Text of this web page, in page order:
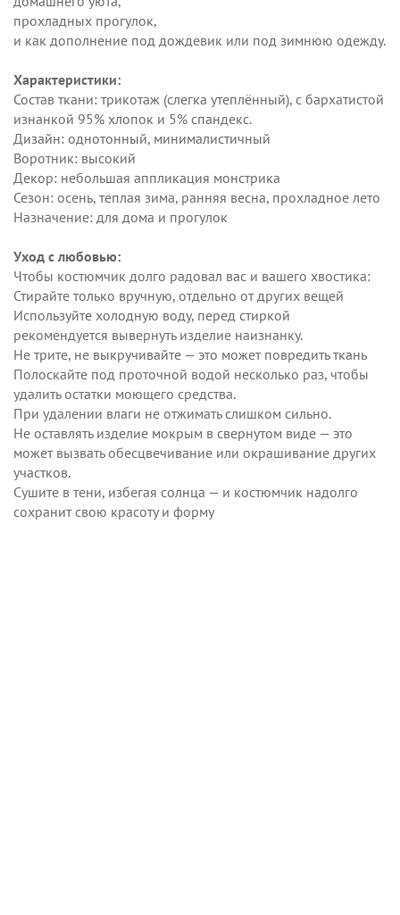
прохладных прогулок,
и как дополнение под дождевик или под зимнюю одежду.
Характеристики:
Состав ткани: трикотаж (слегка утеплённый), с бархатистой
изнанкой 95% хлопок и 5% спандекс.
Дизайн: однотонный, минималистичный
Воротник: высокий
Декор: небольшая аппликация монстрика
Сезон: осень, теплая зима, ранняя весна, прохладное лето
Назначение: для дома и прогулок
Уход с любовью:
Чтобы костюмчик долго радовал вас и вашего хвостика:
Стирайте только вручную, отдельно от других вещей
Используйте холодную воду, перед стиркой
рекомендуется вывернуть изделие наизнанку.
Не трите, не выкручивайте — это может повредить ткань
Полоскайте под проточной водой несколько раз, чтобы
удалить остатки моющего средства.
При удалении влаги не отжимать слишком сильно.
Не оставлять изделие мокрым в свернутом виде — это
может вызвать обесцвечивание или окрашивание других
участков.
Сушите в тени, избегая солнца — и костюмчик надолго
сохранит свою красоту и форму